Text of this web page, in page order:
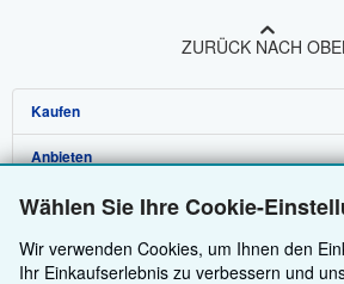
Wählen Sie Ihre Cookie-
Wir verwenden Cookies, um Ihnen den
Ihr Einkaufserlebnis zu verbessern und
ZURÜCK NACH
Kaufen
Detailsuche
Sammlungen
Nutzerkonto
Anbieten
Verkäufer werden
Partnerprogramm
Über uns
Über uns / Impressum
Hilfe